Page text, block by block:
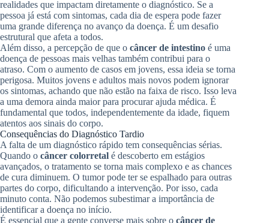
realidades que impactam diretamente o diagnóstico. Se a
pessoa já está com sintomas, cada dia de espera pode fazer
uma grande diferença no avanço da doença. É um desafio
estrutural que afeta a todos.
Além disso, a percepção de que o câncer de intestino é uma
doença de pessoas mais velhas também contribui para o
atraso. Com o aumento de casos em jovens, essa ideia se torna
perigosa. Muitos jovens e adultos mais novos podem ignorar
os sintomas, achando que não estão na faixa de risco. Isso leva
a uma demora ainda maior para procurar ajuda médica. É
fundamental que todos, independentemente da idade, fiquem
atentos aos sinais do corpo.
Consequências do Diagnóstico Tardio
A falta de um diagnóstico rápido tem consequências sérias.
Quando o câncer colorretal é descoberto em estágios
avançados, o tratamento se torna mais complexo e as chances
de cura diminuem. O tumor pode ter se espalhado para outras
partes do corpo, dificultando a intervenção. Por isso, cada
minuto conta. Não podemos subestimar a importância de
identificar a doença no início.
É essencial que a gente converse mais sobre o câncer de